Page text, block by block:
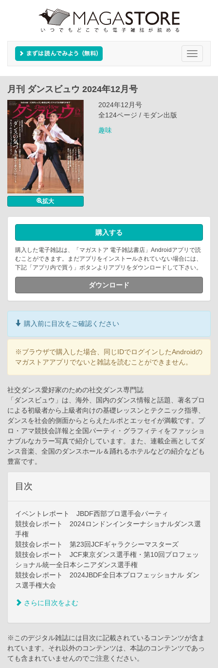
Toggle
月刊 ダンスビュウ 2024年12月号
拡大
2024年12月号
全124ページ / モダン出版
趣味
購入する
購入した電子雑誌は、「マガストア 電子雑誌書店」Androidアプリで読
むことができます。まだアプリをインストールされていない場合には、
下記「アプリ内で買う」ボタンよりアプリをダウンロードして下さい。
ダウンロード
購入前に目次をご確認ください
※ブラウザで購入した場合、同じIDでログインしたAndroidの
マガストアアプリでないと雑誌を読むことができません。
社交ダンス愛好家のための社交ダンス専門誌
「ダンスビュウ」は、海外、国内のダンス情報と話題、著名プロ
による初級者から上級者向けの基礎レッスンとテクニック指導、
ダンスを社会的側面からとらえたルポとエッセイが満載です。プ
ロ・アマ競技会詳報と全国パーティ・グラフィティをファッショ
ナブルなカラー写真で紹介しています。また、連載企画としてダ
ンス音楽、全国のダンスホール＆踊れるホテルなどの紹介なども
豊富です。
目次
イベントレポート JBDF西部プロ選手会パーティ
競技会レポート 2024ロンドンインターナショナルダンス選
手権
競技会レポート 第23回JCFギャラクシーマスターズ
競技会レポート JCF東京ダンス選手権・第10回プロフェッ
ショナル統一全日本シニアダンス選手権
競技会レポート 2024JBDF全日本プロフェッショナル ダン
ス選手権大会
さらに目次をよむ
※このデジタル雑誌には目次に記載されているコンテンツが含ま
れています。それ以外のコンテンツは、本誌のコンテンツであっ
ても含まれていませんのでご注意ください。